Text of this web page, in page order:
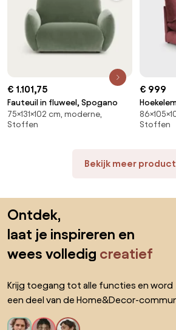
€ 1.101,75
Fauteuil in fluweel, Spogano
75×131×102 cm, moderne,
Stoffen
€ 999
bank, in
Stoffen
Bekijk meer
Ontdek,
laat je inspireren en
wees volledig creatief
Krijg toegang tot alle functies en word
een deel van de Home&Decor-